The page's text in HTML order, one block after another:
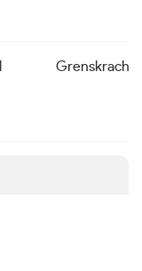
Grenskracht